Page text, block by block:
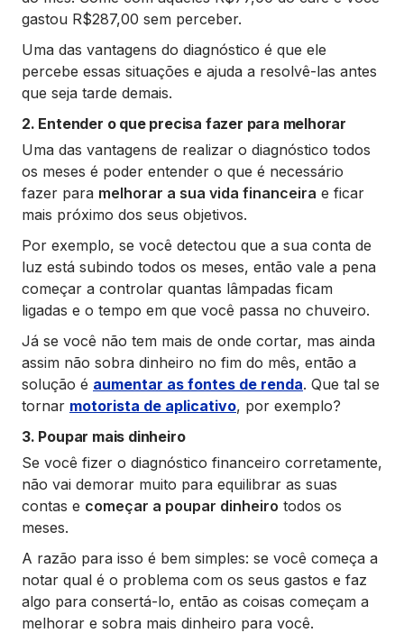
gastou R$287,00 sem perceber.
Uma das vantagens do diagnóstico é que ele
percebe essas situações e ajuda a resolvê-las antes
que seja tarde demais.
2. Entender o que precisa fazer para melhorar
Uma das vantagens de realizar o diagnóstico todos
os meses é poder entender o que é necessário
fazer para melhorar a sua vida financeira e ficar
mais próximo dos seus objetivos.
Por exemplo, se você detectou que a sua conta de
luz está subindo todos os meses, então vale a pena
começar a controlar quantas lâmpadas ficam
ligadas e o tempo em que você passa no chuveiro.
Já se você não tem mais de onde cortar, mas ainda
assim não sobra dinheiro no fim do mês, então a
solução é aumentar as fontes de renda. Que tal se
tornar motorista de aplicativo, por exemplo?
3. Poupar mais dinheiro
Se você fizer o diagnóstico financeiro corretamente,
não vai demorar muito para equilibrar as suas
contas e começar a poupar dinheiro todos os
meses.
A razão para isso é bem simples: se você começa a
notar qual é o problema com os seus gastos e faz
algo para consertá-lo, então as coisas começam a
melhorar e sobra mais dinheiro para você.